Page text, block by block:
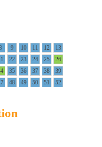
9 10 11 12
13
22 23 24 25
26
35 36 37 38
39
48 49 50 51 52